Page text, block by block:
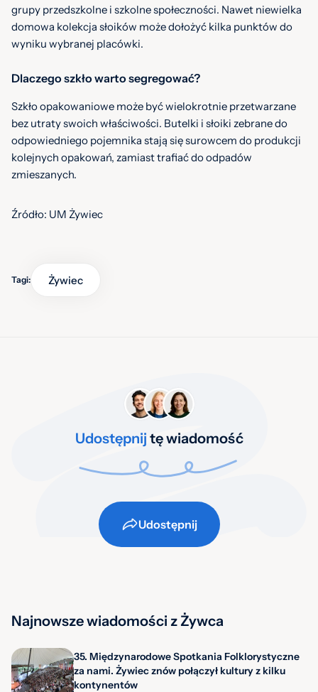
grupy przedszkolne i szkolne społeczności. Nawet niewielka
domowa kolekcja słoików może dołożyć kilka punktów do
wyniku wybranej placówki.
Dlaczego szkło warto segregować?
Szkło opakowaniowe może być wielokrotnie przetwarzane
bez utraty swoich właściwości. Butelki i słoiki zebrane do
odpowiedniego pojemnika stają się surowcem do produkcji
kolejnych opakowań, zamiast trafiać do odpadów
zmieszanych.
Źródło: UM Żywiec
Tagi: Żywiec
Udostępnij tę wiadomość
Udostępnij
Najnowsze wiadomości z Żywca
35. Międzynarodowe Spotkania Folklorystyczne
za nami. Żywiec znów połączył kultury z kilku
kontynentów